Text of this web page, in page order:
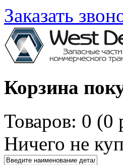
Заказать
Корзина
Товаров: 0 (0
Ничего не